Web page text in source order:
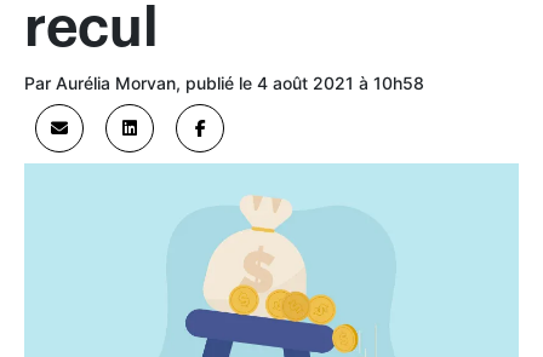
recul
Par Aurélia Morvan, publié le 4 août 2021 à 10h58